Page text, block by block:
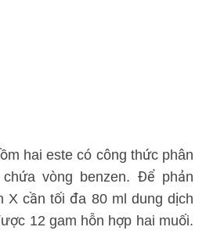
hai este có công thức phân
vòng benzen. Để phản
X cần tối đa 80 ml dung dịch
12 gam hỗn hợp hai muối.